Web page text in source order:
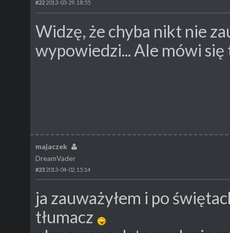
#22 2013-03-29, 18:55
Widzę, że chyba nikt nie
wypowiedzi... Ale mówi
majaczek
DreamVader
#23 2013-04-02, 15:14
ja zauważyłem i po
tłumacz